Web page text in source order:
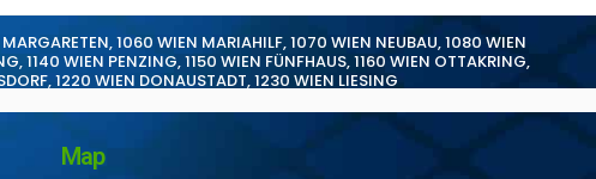
,1060 WIEN MARIAHILF,1070 WIEN NEUBAU,1080 WIEN
,1140 WIEN PENZING,1150 WIEN FÜNFHAUS,1160 WIEN OTTAKRING,
,1220 WIEN DONAUSTADT,1230 WIEN LIESING
Map